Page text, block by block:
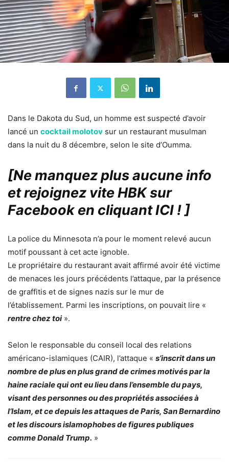
Dans le Dakota du Sud, un homme est suspecté d’avoir
lancé un cocktail molotov sur un restaurant musulman
dans la nuit du 8 décembre, selon le site d’Oumma.
[Ne manquez plus aucune info
et rejoignez vite HBK sur
Facebook en cliquant ICI !]
La police du Minnesota n’a pour le moment relevé aucun
motif poussant à cet acte ignoble.
Le propriétaire du restaurant avait affirmé avoir été victime
de menaces les jours précédents l’attaque, par la présence
de graffitis et de signes nazis sur le mur de
l’établissement. Parmi les inscriptions, on pouvait lire «
rentre chez toi ».
Selon le responsable du conseil local des relations
américano-islamiques (CAIR), l’attaque « s’inscrit dans un
nombre de plus en plus grand de crimes motivés par la
haine raciale qui ont eu lieu dans l’ensemble du pays,
visant des personnes ou des propriétés associées à
l’Islam, et ce depuis les attaques de Paris, San Bernardino
et les discours islamophobes de figures publiques
comme Donald Trump. »